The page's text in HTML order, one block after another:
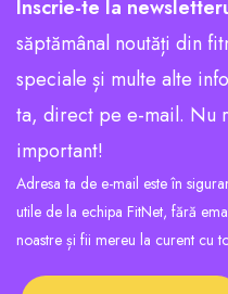
Înscrie-te la
săptămânal noutăți din
speciale și multe alte
ta, direct pe e-mail. Nu
important!
Adresa ta de e-mail este în
utile de la echipa FitNet, fără
noastre și fii mereu la curent cu